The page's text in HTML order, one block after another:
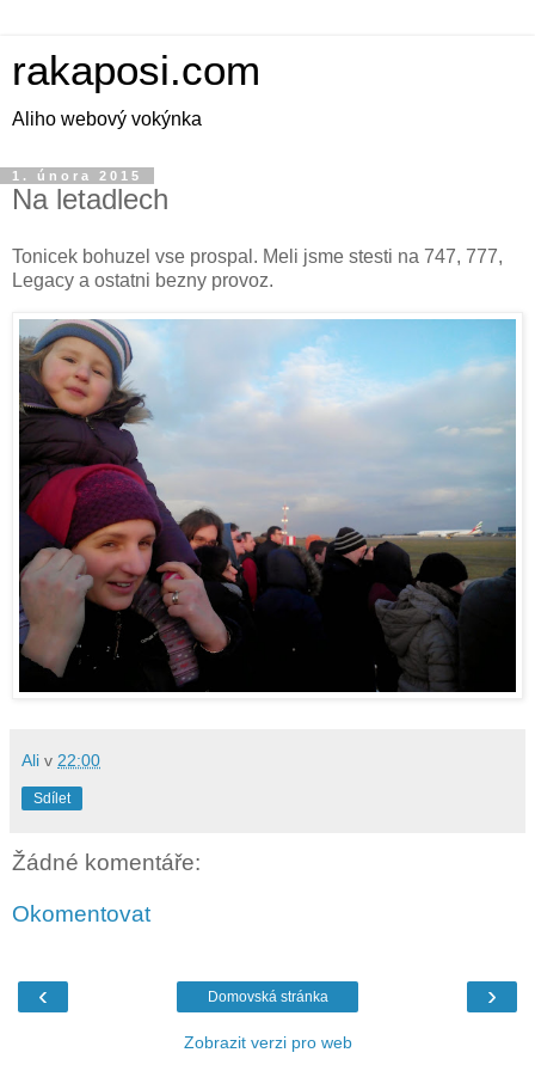
rakaposi.com
Aliho webový vokýnka
1. února 2015
Na letadlech
Tonicek bohuzel vse prospal. Meli jsme stesti na 747, 777,
Legacy a ostatni bezny provoz.
Ali v 22:00
Sdílet
Žádné komentáře:
Okomentovat
‹ ›
Domovská stránka
Zobrazit verzi pro web